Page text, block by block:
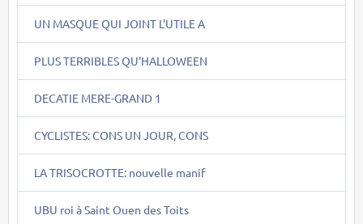
UN MASQUE QUI JOINT L'UTILE A
PLUS TERRIBLES QU'HALLOWEEN
DECATIE MERE-GRAND 1
CYCLISTES: CONS UN JOUR, CONS
LA TRISOCROTTE: nouvelle manif
UBU roi à Saint Ouen des Toits